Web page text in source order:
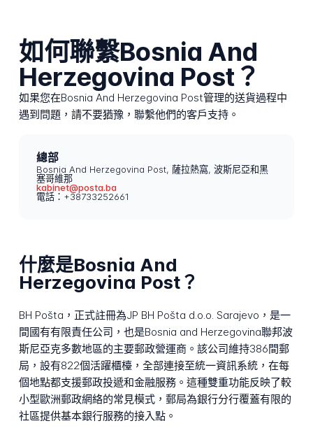
如何聯繫Bosnia And
Herzegovina Post？
如果您在Bosnia And Herzegovina Post管理的送貨過程中
遇到問題，請不要猶豫，聯繫他們的客戶支持。
總部
Bosnia And Herzegovina Post, 薩拉熱窩, 波斯尼亞和黑
塞哥維那
kabinet@posta.ba
電話：+38733252661
什麼是Bosnia And
Herzegovina Post？
BH Pošta，正式註冊為JP BH Pošta d.o.o. Sarajevo，是一
間國有有限責任公司，也是Bosnia and Herzegovina聯邦波
斯尼亞克多數地區的主要郵政營運商。該公司維持386間郵
局，設有822個活躍櫃檯，全部連接至統一資訊系統，在每
個地點都支援郵政投遞和金融服務。這種雙重功能反映了較
小型歐洲郵政網絡的常見模式，郵局為銀行分行覆蓋有限的
社區提供基本銀行服務的接入點。